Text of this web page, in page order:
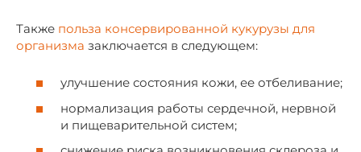
Также польза консервированной кукурузы для
организма заключается в следующем:
улучшение состояния кожи, ее отбеливание;
нормализация работы сердечной, нервной
и пищеварительной систем;